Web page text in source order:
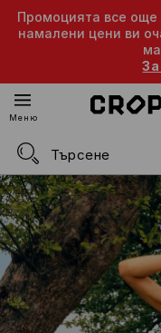
Промоцията все още
намалени цени ви
За
Меню